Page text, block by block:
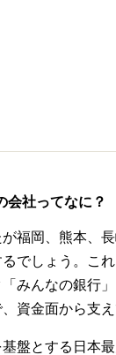
会社ってなに？
が福岡、熊本、
るでしょう。こ
みんなの銀行
資金面から支
盤とする日本